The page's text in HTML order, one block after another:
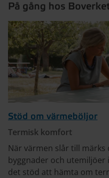
På gång hos
Stöd om värmeböljor
Termisk komfort
När värmen slår till
byggnader och utemiljöer
det stöd att hämta om